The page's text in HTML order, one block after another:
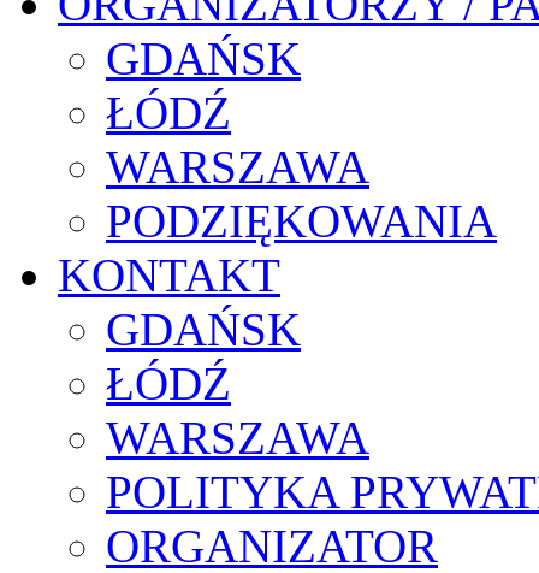
GDAŃSK
ŁÓDŹ
WARSZAWA
PODZIĘKOWANIA
KONTAKT
GDAŃSK
ŁÓDŹ
WARSZAWA
POLITYKA
ORGANIZATOR